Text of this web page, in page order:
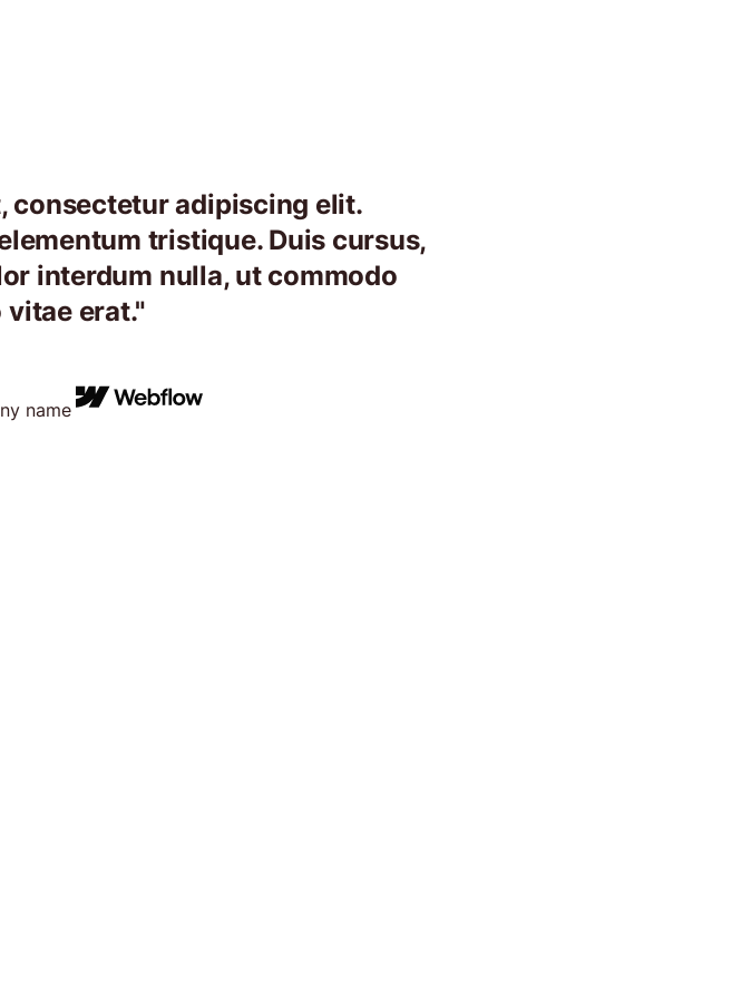
consectetur adipiscing elit.
tristique. Duis cursus,
interdum nulla, ut commodo
vitae erat."
name